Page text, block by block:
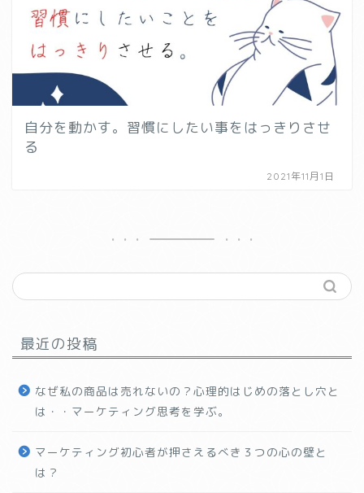
自分を動かす。習慣にしたい事をはっきりさせ
る
2021年11月1日
最近の投稿
なぜ私の商品は売れないの？心理的はじめの落とし穴と
は・・マーケティング思考を学ぶ。
マーケティング初心者が押さえるべき３つの心の壁と
は？